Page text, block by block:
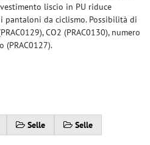
liscio in PU riduce
da ciclismo. Possibilità di
CO2 (PRAC0130), numero
(PRAC0127).
Selle Selle